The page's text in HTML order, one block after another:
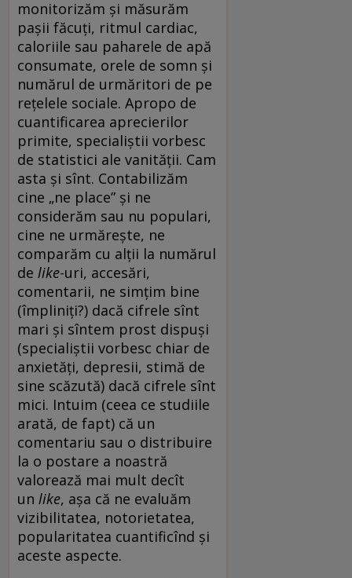
monitorizăm și măsurăm
pașii făcuți, ritmul cardiac,
caloriile sau paharele de apă
consumate, orele de somn și
numărul de urmăritori de pe
rețelele sociale. Apropo de
cuantificarea aprecierilor
primite, specialiștii vorbesc
de statistici ale vanității. Cam
asta și sînt. Contabilizăm
cine „ne place” și ne
considerăm sau nu populari,
cine ne urmărește, ne
comparăm cu alții la numărul
de like-uri, accesări,
comentarii, ne simțim bine
(împliniți?) dacă cifrele sînt
mari și sîntem prost dispuși
(specialiștii vorbesc chiar de
anxietăți, depresii, stimă de
sine scăzută) dacă cifrele sînt
mici. Intuim (ceea ce studiile
arată, de fapt) că un
comentariu sau o distribuire
la o postare a noastră
valorează mai mult decît
un like, așa că ne evaluăm
vizibilitatea, notorietatea,
popularitatea cuantificînd și
aceste aspecte.